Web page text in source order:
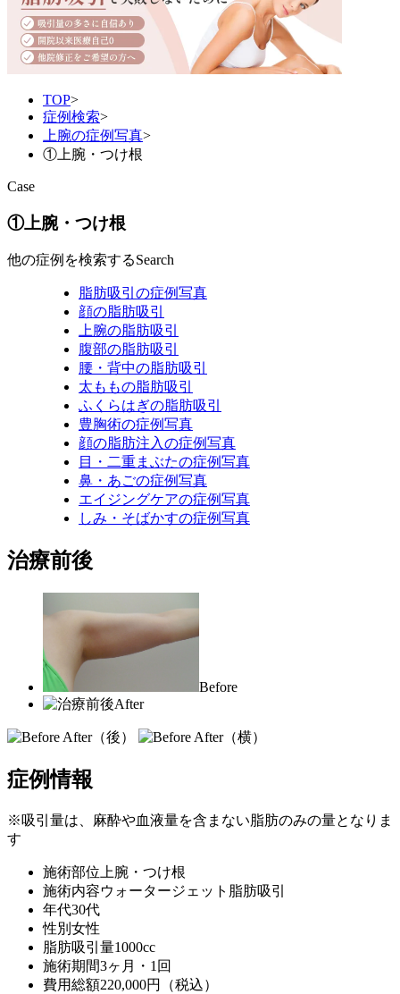
TOP>
症例検索>
上腕の症例写真>
①上腕・つけ根
Case
①上腕・つけ根
他の症例を検索するSearch
脂肪吸引の症例写真
顔の脂肪吸引
上腕の脂肪吸引
腹部の脂肪吸引
腰・背中の脂肪吸引
太ももの脂肪吸引
ふくらはぎの脂肪吸引
豊胸術の症例写真
顔の脂肪注入の症例写真
目・二重まぶたの症例写真
鼻・あごの症例写真
エイジングケアの症例写真
しみ・そばかすの症例写真
治療前後
Before
After
症例情報
※吸引量は、麻酔や血液量を含まない脂肪のみの量となりま
す
施術部位 上腕・つけ根
施術内容ウォータージェット脂肪吸引
年代30代
性別 女性
脂肪吸引量1000cc
施術期間3ヶ月・1回
費用総額220,000円（税込）